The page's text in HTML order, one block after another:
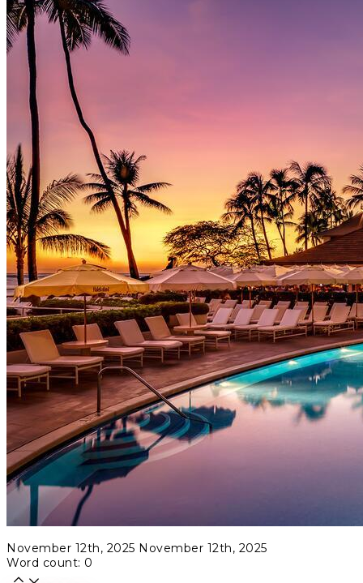
November 12th, 2025 November 12th, 2025
Word count: 0